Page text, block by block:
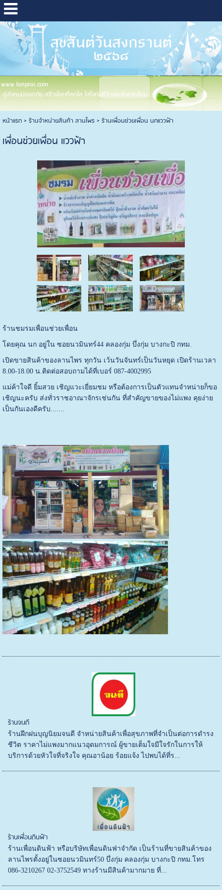
www lanprai.com
สู่สังคมปลอดภัย สร้างโลกที่สดใส ใส่ใจต่อชีวิตและสิ่งแวดล้อม
หน้าแรก> ร้านจำหน่ายสินค้า ลานไพร> ร้านเพื่อนช่วยเพื่อน นกแววฟ้า
เพื่อนช่วยเพื่อน แววฟ้า
ร้านชมรมเพื่อนช่วยเพื่อน
โดยคุณ นก อยู่ใน ซอยนวมินทร์44 คลองกุ่ม บึ่งกุ่ม บางกะปิ กทม.
เปิดขายสินค้าของลานไพร ทุกวัน เว้นวันจันทร์เป็นวันหยุด เปิดร้านเวลา
8.00-18.00 น.ติดต่อสอบถามได้ที่เบอร์ 087-4002995
แม่ค้าใจดี ยิ้มสวย เชิญแวะเยี่ยมชม หรือต้องการเป็นตัวแทนจำหน่ายก็ขอ
เชิญนะครับ ส่งทั่วราชอาณาจักรเช่นกัน ที่สำคัญขายของไม่แพง คุยง่าย
เป็นกันเองดีครับ.......
ร้านจนดี
ร้านฝีกฝนบุญนิยมจนดี จำหน่ายสินค้าเพื่อสุขภาพที่จำเป็นต่อการดำรง
ชีวิต ราคาไม่แพงมากแนวอุดมการณ์ ผู้ขายเต็มใจมีใจรักในการให้
บริการด้วยหัวใจที่จริงใจ คุณอาน้อย ร้อยแจ้ง ไปพบได้ที่ร...
ร้านเพื่อนดินฟ้า
ร้านเพื่อนดินฟ้า หรือบริษัทเพื่อนดินฟ่าจำกัด เป็นร้านที่ขายสินค้าของ
ลานไพรตั้งอยู่ในซอยนวมินทร์50 บึ่งกุ่ม คลองกุ่ม บางกะปิ กทม.โทร
086-3210267 02-3752549 ทางร้านมีสินค้ามากมาย ที่...